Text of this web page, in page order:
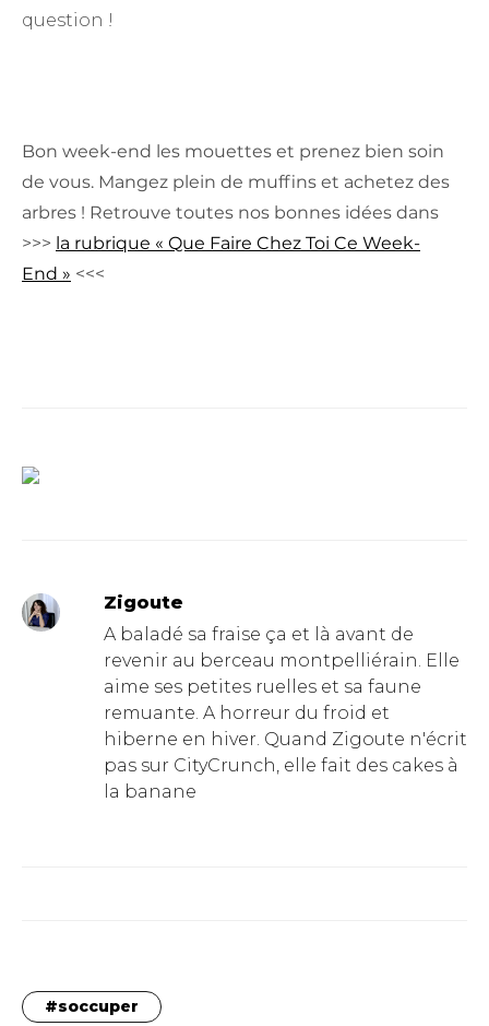
question !
Bon week-end les mouettes et prenez bien soin
de vous. Mangez plein de muffins et achetez des
arbres ! Retrouve toutes nos bonnes idées dans
>>> la rubrique « Que Faire Chez Toi Ce Week-
End » <<<
Zigoute
A baladé sa fraise ça et là avant de
revenir au berceau montpelliérain. Elle
aime ses petites ruelles et sa faune
remuante. A horreur du froid et
hiberne en hiver. Quand Zigoute n'écrit
pas sur CityCrunch, elle fait des cakes à
la banane
soccuper